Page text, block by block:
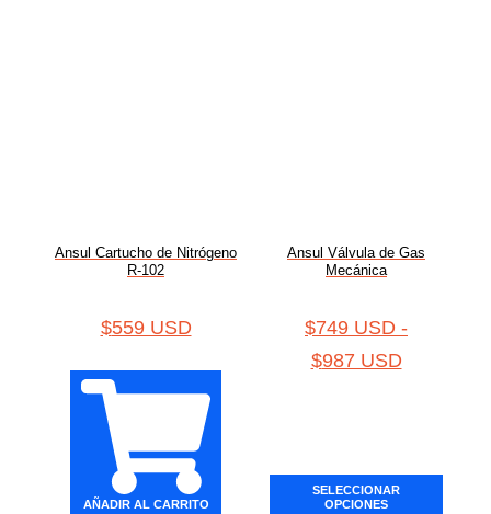
Ansul Cartucho de Nitrógeno
R-102
$559 USD
AÑADIR AL CARRITO
Ansul Válvula de Gas
Mecánica
$749 USD -
$987 USD
SELECCIONAR
OPCIONES